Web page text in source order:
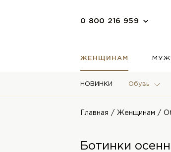
0 800 216 959
ЖЕНЩИНАМ
НОВИНКИ Обувь
Главная Женщинам
Ботинки